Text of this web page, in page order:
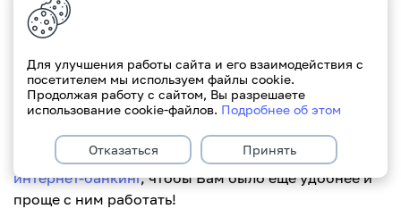
Заблокировать/разблокировать корпоративную
Узнать статус корпоративной карты (активна/
заблокирована)
Мы продолжаем улучшать и совершенствовать
интернет-банкинг, чтобы Вам было еще удобнее и
проще с ним работать!
Для улучшения работы сайта и его взаимодействия с
посетителем мы используем файлы cookie.
Продолжая работу с сайтом, Вы разрешаете
использование cookie-файлов. Подробнее об этом
Отказаться Принять